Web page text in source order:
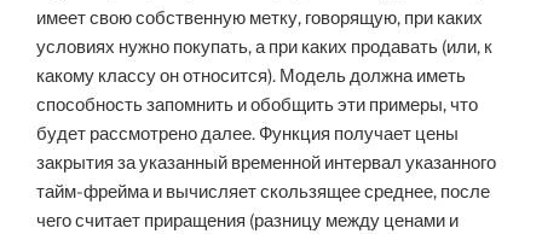
имеет свою собственную метку, говорящую, при каких
условиях нужно покупать, а при каких продавать (или, к
какому классу он относится). Модель должна иметь
способность запомнить и обобщить эти примеры, что
будет рассмотрено далее. Функция получает цены
закрытия за указанный временной интервал указанного
тайм-фрейма и вычисляет скользящее среднее, после
чего считает приращения (разницу между ценами и